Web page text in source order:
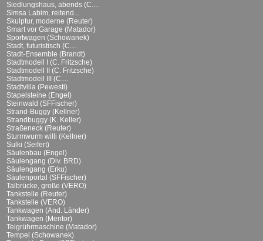
Siedlungshaus, abends (C....
Simsa Labim, reitend...
Skulptur, moderne (Reuter)
Smart vor Garage (Matador)
Sportwagen (Schowanek)
Stadt, futuristisch (C....
Stadt-Ensemble (Brandt)
Stadtmodell I (C. Fritzsche)
Stadtmodell II (C. Fritzsche)
Stadtmodell III (C....
Stadtvilla (Pewesti)
Stapelsteine (Engel)
Steinwald (SFFischer)
Strand-Buggy (Kellner)
Strandbuggy (K. Keller)
Straßeneck (Reuter)
Sturmwurm willi (Kellner)
Sulki (Seifert)
Säulenbau (Engel)
Säulengang (Div. BRD)
Säulengang (Erku)
Säulenportal (SFFischer)
Talbrücke, große (VERO)
Tankstelle (Reuter)
Tankstelle (VERO)
Tankwagen (And. Länder)
Tankwagen (Mentor)
Teigrührmaschine (Matador)
Tempel (Schowanek)